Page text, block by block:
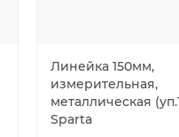
Линейка 150мм,
измерительная,
металлическая
Sparta